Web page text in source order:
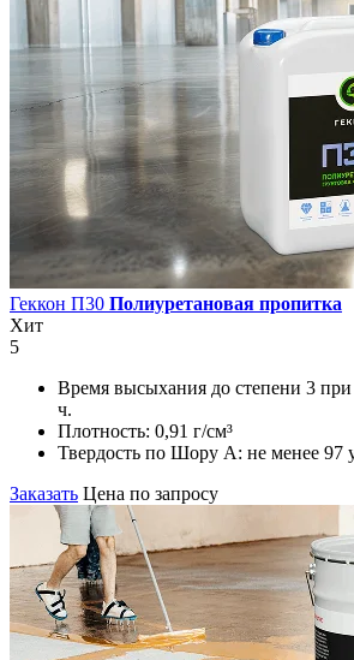
Геккон П30 Полиуретановая пропитка
Хит
5
Время высыхания до степени 3
ч.
Плотность: 0,91 г/см³
Твердость по Шору А: не менее 97
Заказать Цена по запросу